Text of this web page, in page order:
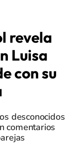
revela
Luisa
con su
desconocidos
comentarios